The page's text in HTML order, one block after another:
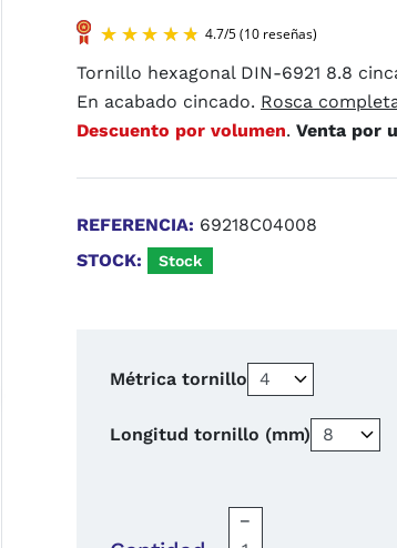
Tornillo hexagonal DIN-6921 8.8
En acabado cincado. Rosca
Descuento por volumen. Venta por
REFERENCIA: 69218C04008
STOCK:
Stock
Métrica tornillo
Longitud tornillo (mm)
−